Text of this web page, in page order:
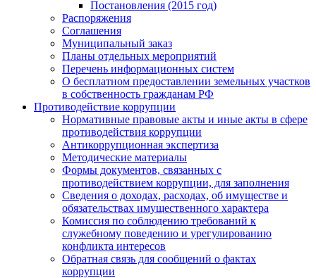
Постановления (2015 год)
Распоряжения
Соглашения
Муниципальный заказ
Планы отдельных мероприятий
Перечень информационных систем
О бесплатном предоставлении земельных участков
в собственность гражданам РФ
Противодействие коррупции
Нормативные правовые акты и иные акты в сфере
противодействия коррупции
Антикоррупционная экспертиза
Методические материалы
Формы документов, связанных с
противодействием коррупции, для заполнения
Сведения о доходах, расходах, об имуществе и
обязательствах имущественного характера
Комиссия по соблюдению требований к
служебному поведению и урегулированию
конфликта интересов
Обратная связь для сообщений о фактах
коррупции